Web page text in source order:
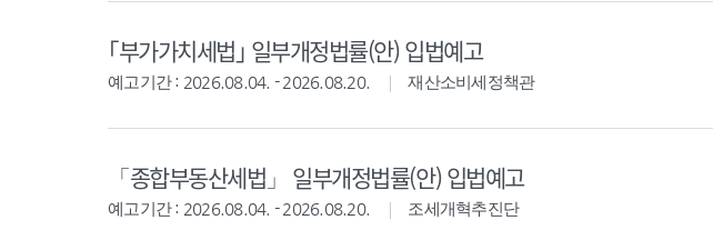
｢부가가치세법｣ 일부개정법률(안) 입법예고
예고기간 : 2026.08.04. - 2026.08.20. 재산소비세정책관
「종합부동산세법」 일부개정법률(안) 입법예고
예고기간 : 2026.08.04. - 2026.08.20. 조세개혁추진단